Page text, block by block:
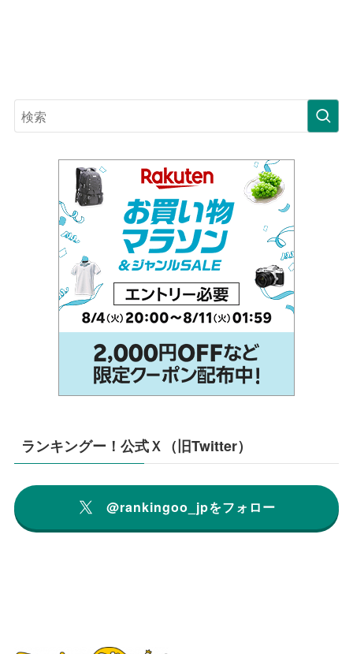
ランキングー！公式Ｘ（旧Twitter）
@rankingoo_jpをフォロー